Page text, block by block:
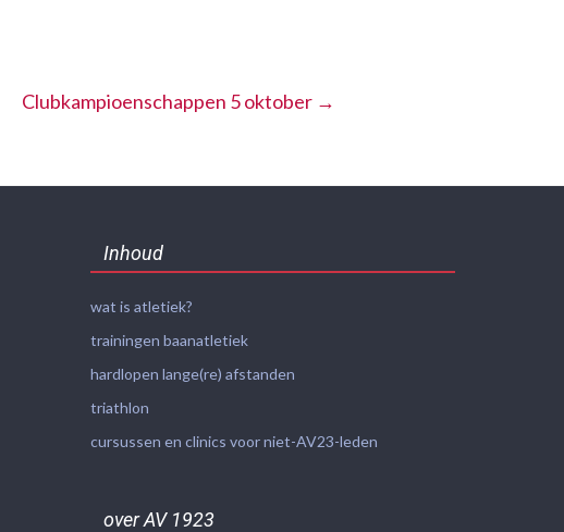
Clubkampioenschappen 5 oktober →
Inhoud
wat is atletiek?
trainingen baanatletiek
hardlopen lange(re) afstanden
triathlon
cursussen en clinics voor niet-AV23-leden
over AV 1923